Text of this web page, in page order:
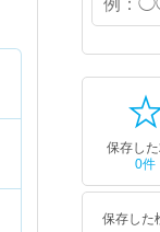
保存し
0件
保存した